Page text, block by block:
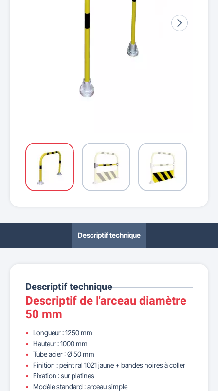
Descriptif technique
Descriptif technique
Descriptif de l'arceau diamètre
50 mm
Longueur : 1250 mm
Hauteur : 1000 mm
Tube acier : Ø 50 mm
Finition : peint ral 1021 jaune + bandes noires à coller
Fixation : sur platines
Modèle standard : arceau simple